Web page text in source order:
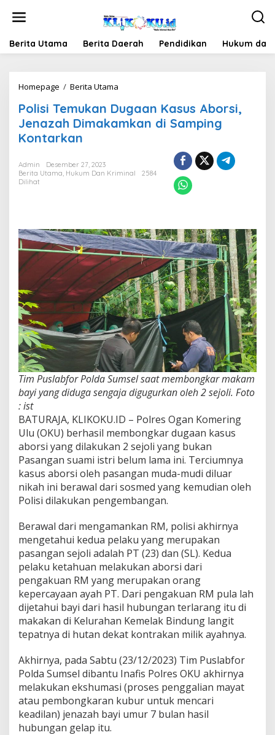
Berita Utama Berita Daerah Pendidikan Hukum
Homepage / Berita Utama
Dugaan
Kasus
Aborsi,
Samping
Polisi Temukan Dugaan Kasus Aborsi,
Jenazah Dimakamkan di Samping
Kontarkan
Admin
Desember 27, 2023
Berita Utama, Hukum Dan Kriminal
2584
Dilihat
Tim Puslabfor Polda Sumsel saat membongkar makam
bayi yang diduga sengaja digugurkan oleh 2 sejoli. Foto
: ist
BATURAJA, KLIKOKU.ID – Polres Ogan Komering
Ulu (OKU) berhasil membongkar dugaan kasus
aborsi yang dilakukan 2 sejoli yang bukan
Pasangan suami istri belum lama ini. Terciumnya
kasus aborsi oleh pasangan muda-mudi diluar
nikah ini berawal dari sosmed yang kemudian oleh
Polisi dilakukan pengembangan.
Berawal dari mengamankan RM, polisi akhirnya
mengetahui kedua pelaku yang merupakan
pasangan sejoli adalah PT (23) dan (SL). Kedua
pelaku ketahuan melakukan aborsi dari
pengakuan RM yang merupakan orang
kepercayaan ayah PT. Dari pengakuan RM pula lah
dijetahui bayi dari hasil hubungan terlarang itu di
makakan di Kelurahan Kemelak Bindung langit
tepatnya di hutan dekat kontrakan milik ayahnya.
Akhirnya, pada Sabtu (23/12/2023) Tim Puslabfor
Polda Sumsel dibantu Inafis Polres OKU akhirnya
melakukan ekshumasi (proses penggalian mayat
atau pembongkaran kubur untuk mencari
keadilan) jenazah bayi umur 7 bulan hasil
hubungan gelap itu.